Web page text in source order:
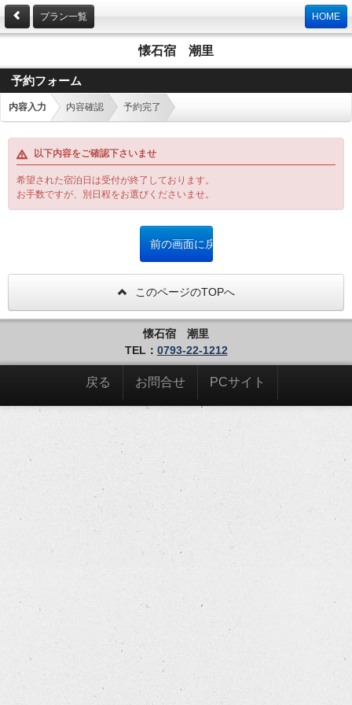
プラン一覧 HOME
懐石宿 潮里
予約フォーム
内容入力 内容確認 予約完了
以下内容をご確認下さいませ
希望された宿泊日は受付が終了しております。
お手数ですが、別日程をお選びくださいませ。
このページのTOPへ
懐石宿 潮里
TEL： 0793-22-1212
戻る お問合せ PCサイト